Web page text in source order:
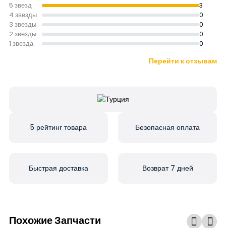
5 звезд 3
4 звезды 0
3 звезды 0
2 звезды 0
1 звезда 0
Перейти к отзывам
5 рейтинг товара Безопасная оплата
Быстрая доставка Возврат 7 дней
Похожие Запчасти